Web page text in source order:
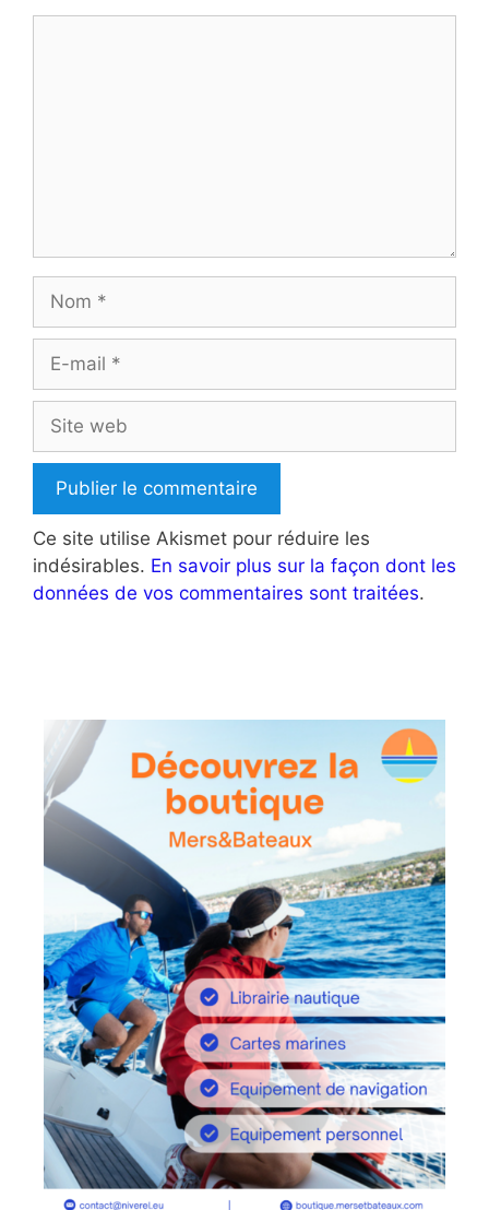
mail
web
Ce site utilise Akismet pour réduire les
indésirables. En savoir plus sur la façon dont les
données de vos commentaires sont traitées.